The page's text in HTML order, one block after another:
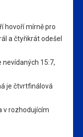
hovoří mírně pro
a čtyřikrát odešel
15:7,
je čtvrtfinálová
v rozhodujícím